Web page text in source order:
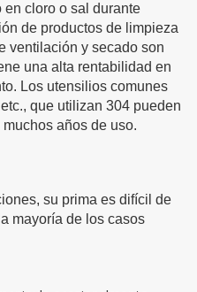
cloro o sal durante
de productos de limpieza
ventilación y secado son
una alta rentabilidad en
Los utensilios comunes
que utilizan 304 pueden
años de uso.
su prima es difícil de
mayoría de los casos